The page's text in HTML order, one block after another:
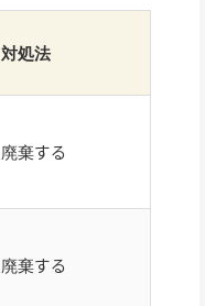
対処法
廃棄する
廃棄する